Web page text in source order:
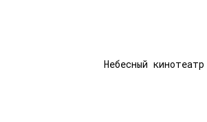
Небесный кинотеатр